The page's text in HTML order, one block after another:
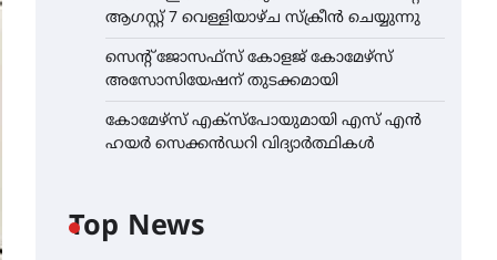
ആഗസ്റ്റ് 7 വെള്ളിയാഴ്ച സ്‌ക്രീൻ ചെയ്യുന്നു
സെന്റ് ജോസഫ്സ് കോളജ് കോമേഴ്‌സ്
അസോസിയേഷന് തുടക്കമായി
കോമേഴ്സ് എക്സ്പോയുമായി എസ് എൻ
ഹയർ സെക്കൻഡറി വിദ്യാർത്ഥികൾ
Top News